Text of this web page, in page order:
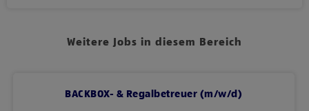
Weitere Jobs in diesem Bereich
BACKBOX- & Regalbetreuer (m/w/d)